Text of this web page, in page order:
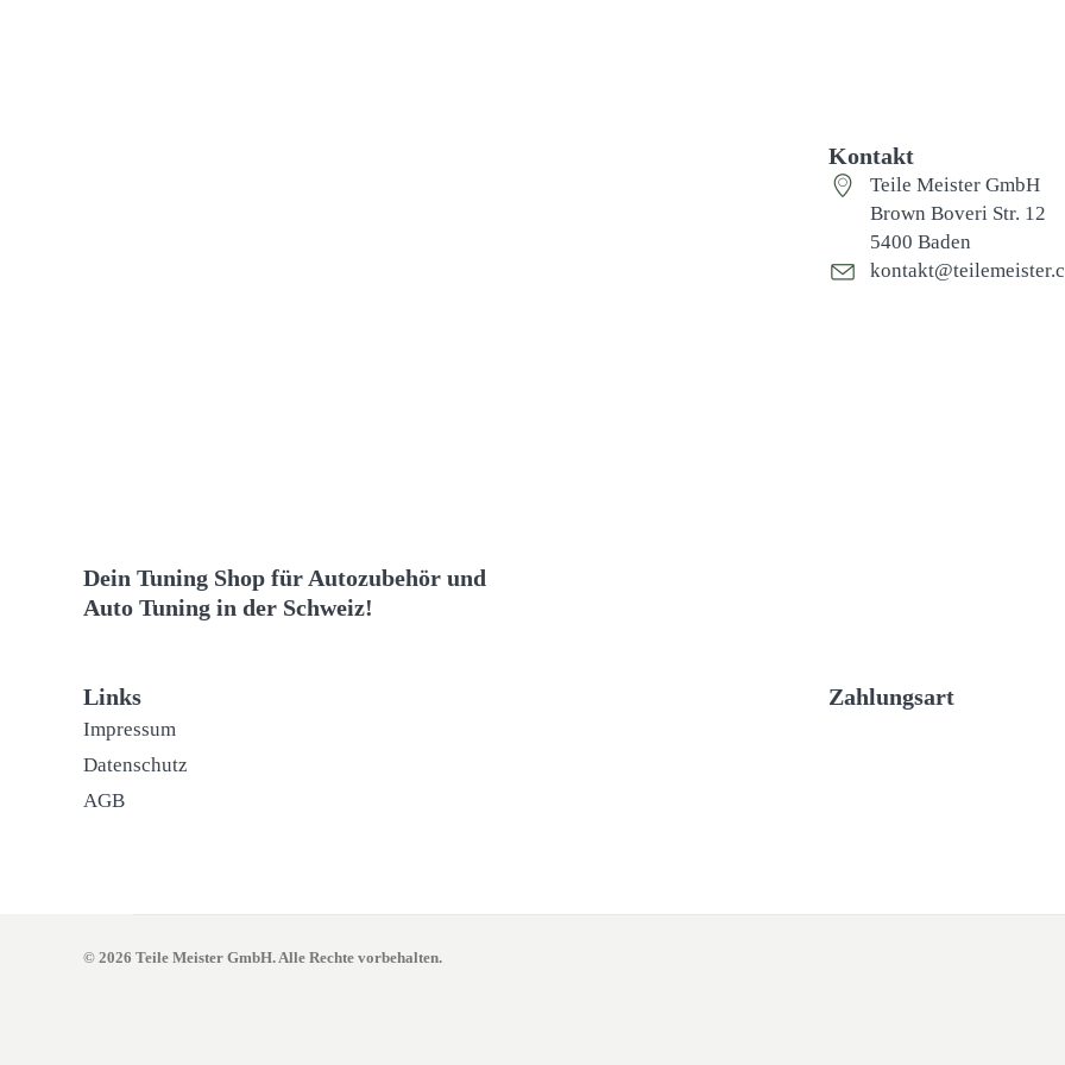
Dein Tuning Shop für Autozubehör und
Auto Tuning in der Schweiz!
Kontakt
Teile Meister GmbH
Brown Boveri Str. 12
5400 Baden
Links
Impressum
Datenschutz
AGB
Zahlungsart
© 2026 Teile Meister GmbH. Alle Rechte vorbehalten.